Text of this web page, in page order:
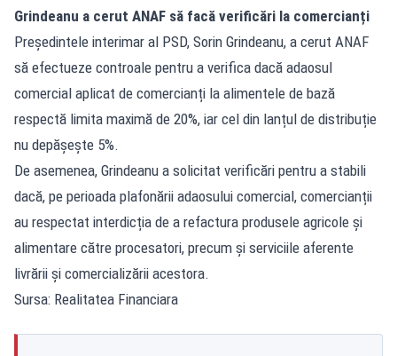
Grindeanu a cerut ANAF să facă verificări la comercianți
Președintele interimar al PSD, Sorin Grindeanu, a cerut ANAF
să efectueze controale pentru a verifica dacă adaosul
comercial aplicat de comercianți la alimentele de bază
respectă limita maximă de 20%, iar cel din lanțul de distribuție
nu depășește 5%.
De asemenea, Grindeanu a solicitat verificări pentru a stabili
dacă, pe perioada plafonării adaosului comercial, comercianții
au respectat interdicția de a refactura produsele agricole și
alimentare către procesatori, precum și serviciile aferente
livrării și comercializării acestora.
Sursa: Realitatea Financiara